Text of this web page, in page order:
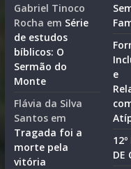
Gabriel Tinoco
Rocha em Série
de estudos
bíblicos: O
Sermão do
Monte
Flávia da Silva
Santosem
Tragada foi a
morte pela
vitória
e
DE